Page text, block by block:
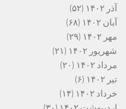
آذر ۱۴۰۲
(۵۲)
آبان ۱۴۰۲
(۶۸)
مهر ۱۴۰۲
(۲۹)
شهریور ۱۴۰۲
(۲۱)
مرداد ۱۴۰۲
(۲۰)
تیر ۱۴۰۲
(۶)
خرداد ۱۴۰۲
(۱۴)